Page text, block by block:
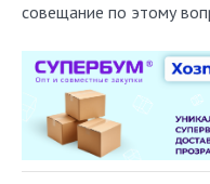
совещание по этому